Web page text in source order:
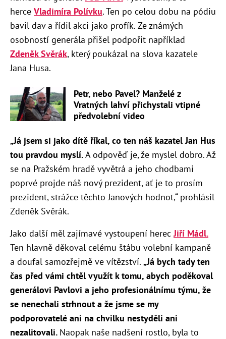
herce Vladimíra Polívku. Ten po celou dobu na pódiu
bavil dav a řídil akci jako profík. Ze známých
osobností generála přišel podpořit například
Zdeněk Svěrák, který poukázal na slova kazatele
Jana Husa.
Petr, nebo Pavel? Manželé z
Vratných lahví přichystali vtipné
předvolební video
„Já jsem si jako dítě říkal, co ten náš kazatel Jan Hus
tou pravdou myslí.A odpověď je, že myslel dobro. Až
se na Pražském hradě vyvětrá a jeho chodbami
poprvé projde náš nový prezident, ať je to prosím
prezident, strážce těchto Janových hodnot,“ prohlásil
Zdeněk Svěrák.
Jako další měl zajímavé vystoupení herecJiří Mádl.
Ten hlavně děkoval celému štábu volební kampaně
a doufal samozřejmě ve vítězství. „Já bych tady ten
čas před vámi chtěl využít k tomu, abych poděkoval
generálovi Pavlovi a jeho profesionálnímu týmu, že
se nenechali strhnout a že jsme se my
podporovatelé ani na chvilku nestyděli ani
nezalitovali. Naopak naše nadšení rostlo, byla to